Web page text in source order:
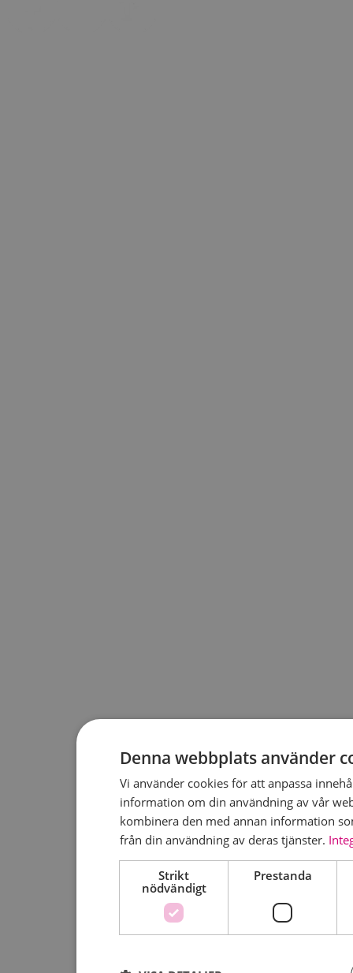
Denna webbplats använder
Vi använder cookies för att anpassa
information om din användning av vår
kombinera den med annan information
från din användning av deras tjänster.
Strikt
nödvändigt
Prestanda